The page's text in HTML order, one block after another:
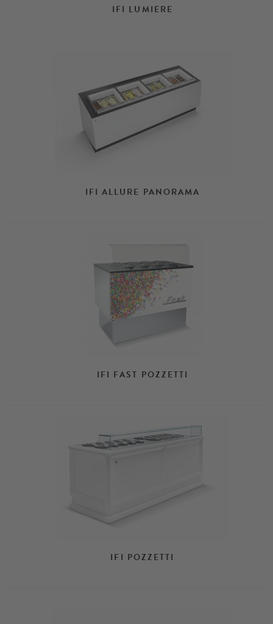
IFI LUMIERE
IFI ALLURE PANORAMA
IFI FAST POZZETTI
IFI POZZETTI